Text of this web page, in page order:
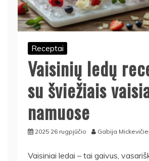
Receptai
Vaisinių ledų
su šviežiais
namuose
2025 26 rugpjūčio Gabija
Vaisiniai ledai – tai gaivus,